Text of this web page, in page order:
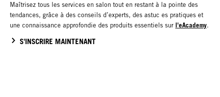
Maîtrisez tous les services en salon tout en restant à la pointe des
tendances, grâce à des conseils d’experts, des astuc es pratiques et
une connaissance approfondie des produits essentiels sur l'eAcademy.
S'INSCRIRE MAINTENANT